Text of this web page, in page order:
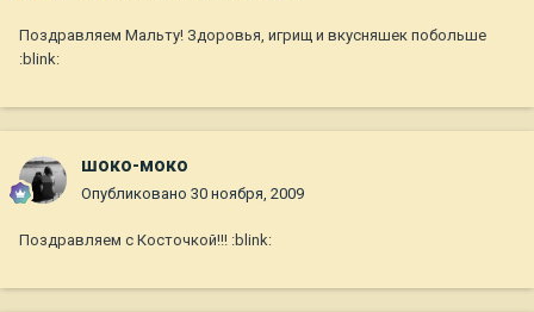
Поздравляем Мальту! Здоровья, игрищ и вкусняшек побольше
:blink:
шоко-моко
Опубликовано 30 ноября, 2009
Поздравляем с Косточкой!!! :blink: